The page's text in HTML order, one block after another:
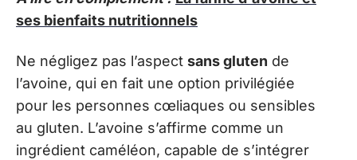
ses bienfaits nutritionnels
Ne négligez pas l’aspect sans gluten de
l’avoine, qui en fait une option privilégiée
pour les personnes cœliaques ou sensibles
au gluten. L’avoine s’affirme comme un
ingrédient caméléon, capable de s’intégrer